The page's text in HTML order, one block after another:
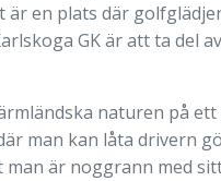
en plats där
GK är att ta del
naturen på
man kan låta drivern
är noggrann med